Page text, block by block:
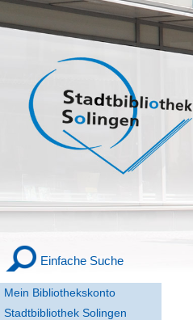
Mein Bibliothekskonto
Stadtbibliothek Solingen
Einfache Suche